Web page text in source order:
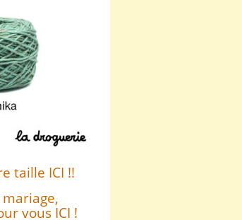
taille ICI !!
vous ICI !